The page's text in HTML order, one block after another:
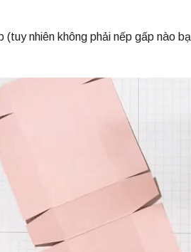
nhiên không phải nếp gấp nào